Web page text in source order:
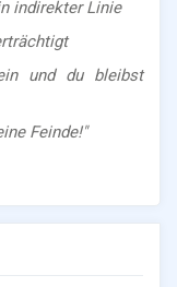
indirekter Linie
und du bleibst
Feinde!"